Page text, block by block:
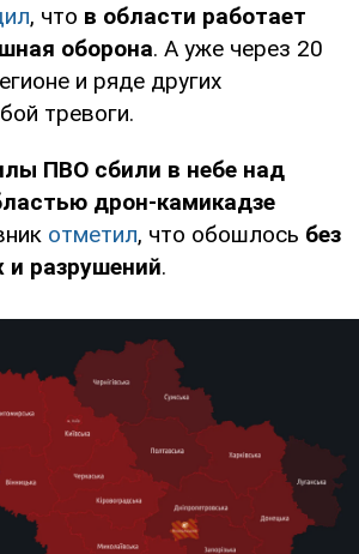
, что в области работает
оборона. А уже через 20
и ряде других
тревоги.
ПВО сбили в небе над
дрон-камикадзе
отметил, что обошлось без
разрушений.